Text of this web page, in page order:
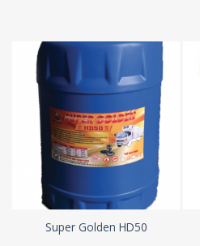
Super Golden HD50